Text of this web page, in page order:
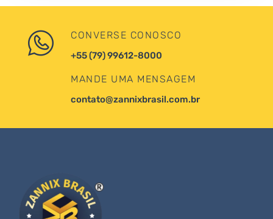
CONVERSE CONOSCO
+55 (79) 99612-8000
MANDE UMA MENSAGEM
contato@zannixbrasil.com.br